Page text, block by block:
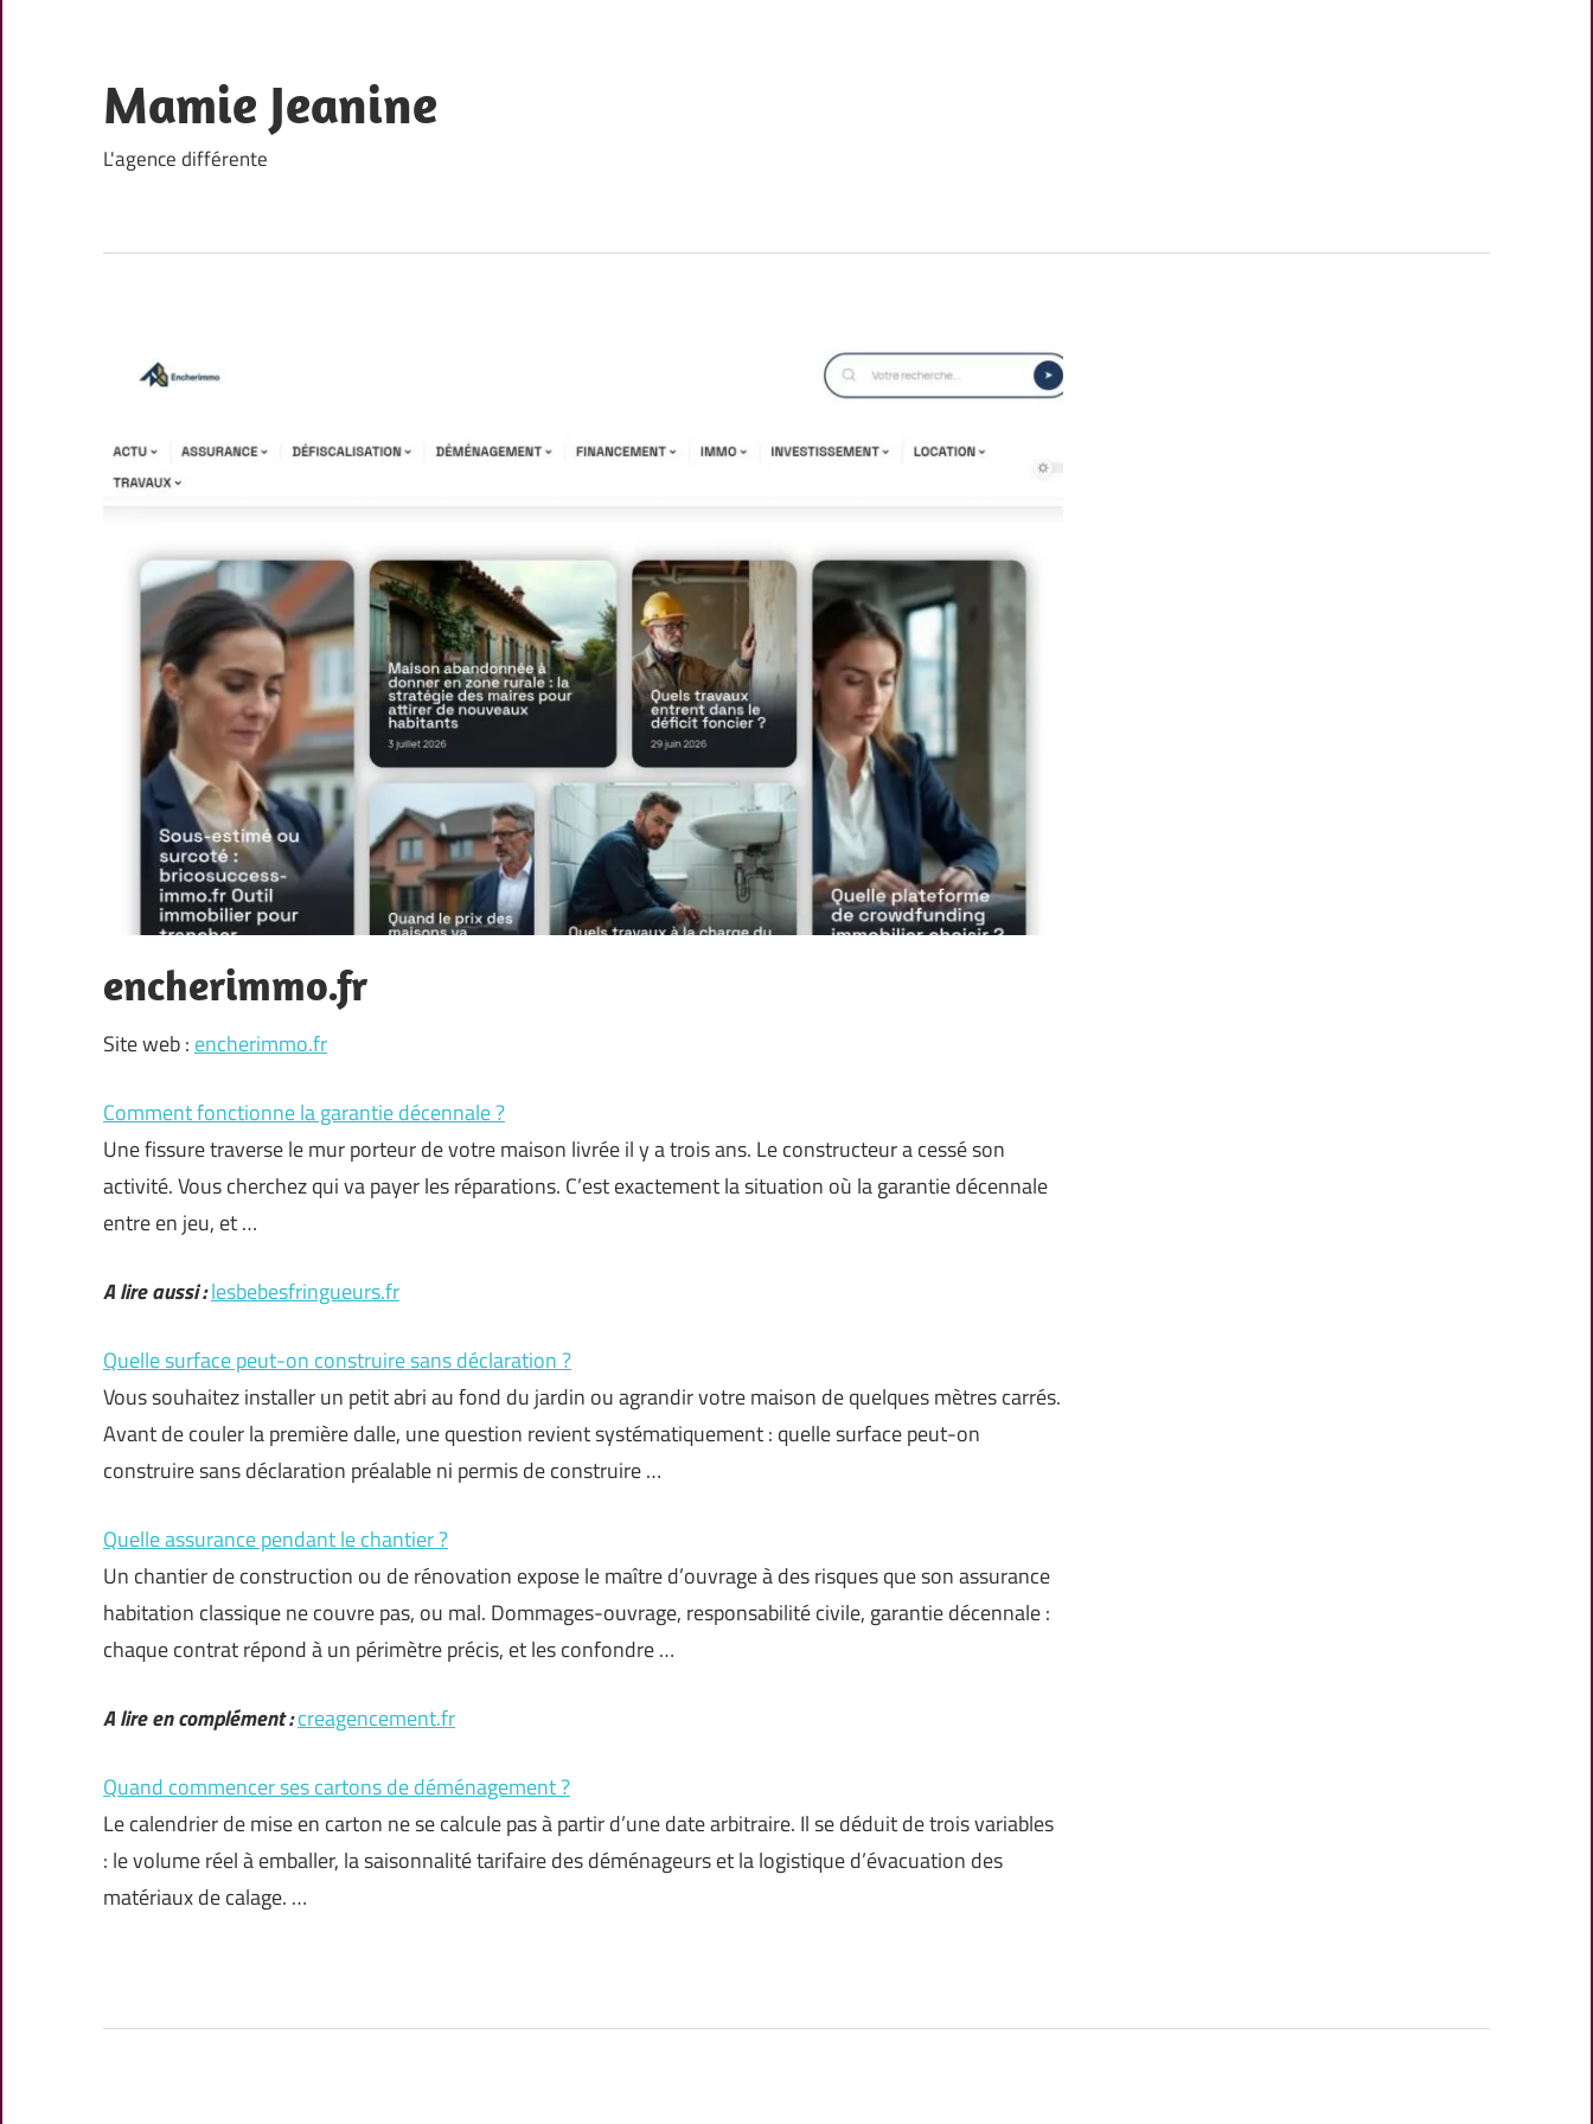
content
Mamie Jeanine
L'agence différente
encherimmo.fr
Site web : encherimmo.fr
Comment fonctionne la garantie décennale ?
Une fissure traverse le mur porteur de votre maison livrée il y a trois ans. Le constructeur a cessé son
activité. Vous cherchez qui va payer les réparations. C’est exactement la situation où la garantie décennale
entre en jeu, et …
A lire aussi :lesbebesfringueurs.fr
Quelle surface peut-on construire sans déclaration ?
Vous souhaitez installer un petit abri au fond du jardin ou agrandir votre maison de quelques mètres carrés.
Avant de couler la première dalle, une question revient systématiquement : quelle surface peut-on
construire sans déclaration préalable ni permis de construire …
Quelle assurance pendant le chantier ?
Un chantier de construction ou de rénovation expose le maître d’ouvrage à des risques que son assurance
habitation classique ne couvre pas, ou mal. Dommages-ouvrage, responsabilité civile, garantie décennale :
chaque contrat répond à un périmètre précis, et les confondre …
A lire en complément :creagencement.fr
Quand commencer ses cartons de déménagement ?
Le calendrier de mise en carton ne se calcule pas à partir d’une date arbitraire. Il se déduit de trois variables
: le volume réel à emballer, la saisonnalité tarifaire des déménageurs et la logistique d’évacuation des
matériaux de calage. …